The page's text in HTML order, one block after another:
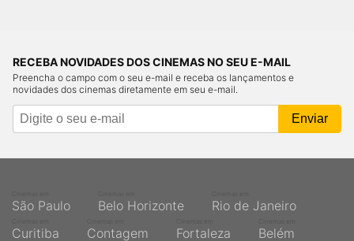
RECEBA NOVIDADES DOS CINEMAS NO SEU E-MAIL
Preencha o campo com o seu e-mail e receba os lançamentos e
novidades dos cinemas diretamente em seu e-mail.
São Paulo Belo Horizonte Rio de Janeiro
Curitiba Contagem Fortaleza Belém